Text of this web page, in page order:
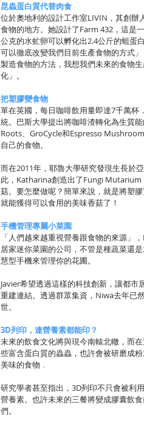
昆蟲蛋白質代替肉食
位於奧地利的設計工作室LIVIN，其創
食物的地方。她設計了Farm 432，這是
公克的水虻卵可以孵化出2.4公斤的蛆蛋
可以徹底改變我們目前生產食物的方式
製造食物的方法，我想我們未來的食物
化」。
把塑膠變食物
單在英國，每日咖啡飲用量即達7千萬
統。巴斯大學提出將咖啡渣轉化為生質
Roots、GroCycle和Espresso
自己的食物。
而在2011年，耶魯大學研究發現生長於
此，Katharina創造出了Fungi Mutarium
菇。要怎麼做呢？簡單來說，就是將塑
就能獲得可以食用的美味香菇了！
手機管理專屬小菜園
「人們越來越重視營養跟食物的來源」
居家迷你菜園的公司，不管是種蔬菜還
慧型手機來管理你的花圃。
Javier希望透過這樣的科技創新，讓都
重建連結。透過群眾集資，Niwa去年已
世。
3D列印，連營養素都能印？
未來的飲食文化將與現今南轅北轍，而
些富含蛋白質的蟲蟲，也許會被研磨成
美味的食物﹒
研究學者甚至指出，3D列印不只會被利
營養素。也許未來的三餐將變成膠囊飲
們。